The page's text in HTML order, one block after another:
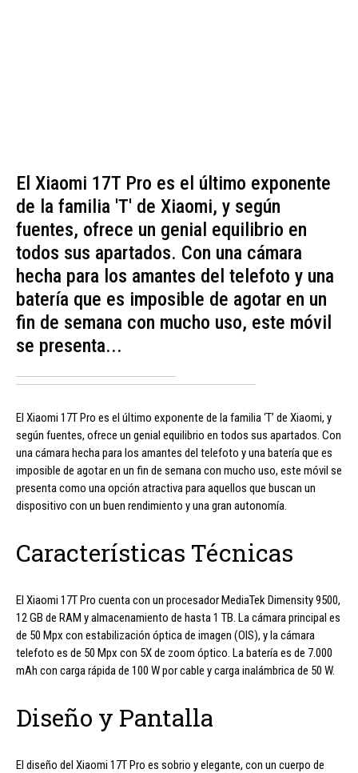
El Xiaomi 17T Pro es el último exponente
de la familia 'T' de Xiaomi, y según
fuentes, ofrece un genial equilibrio en
todos sus apartados. Con una cámara
hecha para los amantes del telefoto y una
batería que es imposible de agotar en un
fin de semana con mucho uso, este móvil
se presenta...
El Xiaomi 17T Pro es el último exponente de la familia ‘T’ de Xiaomi, y
según fuentes, ofrece un genial equilibrio en todos sus apartados. Con
una cámara hecha para los amantes del telefoto y una batería que es
imposible de agotar en un fin de semana con mucho uso, este móvil se
presenta como una opción atractiva para aquellos que buscan un
dispositivo con un buen rendimiento y una gran autonomía.
Características Técnicas
El Xiaomi 17T Pro cuenta con un procesador MediaTek Dimensity 9500,
12 GB de RAM y almacenamiento de hasta 1 TB. La cámara principal es
de 50 Mpx con estabilización óptica de imagen (OIS), y la cámara
telefoto es de 50 Mpx con 5X de zoom óptico. La batería es de 7.000
mAh con carga rápida de 100 W por cable y carga inalámbrica de 50 W.
Diseño y Pantalla
El diseño del Xiaomi 17T Pro es sobrio y elegante, con un cuerpo de